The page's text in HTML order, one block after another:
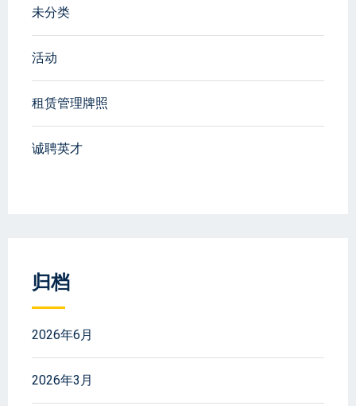
未分类
活动
租赁管理牌照
诚聘英才
归档
2026年6月
2026年3月